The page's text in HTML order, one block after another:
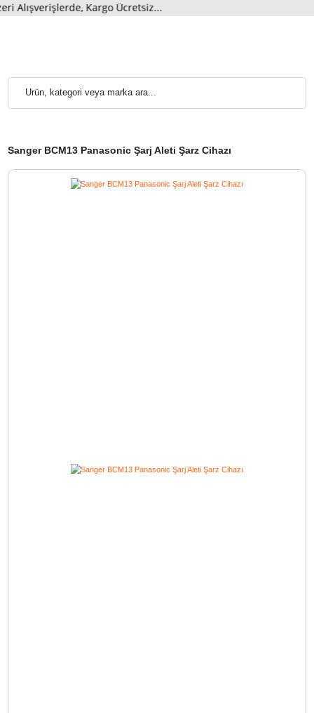
Sanger BCM13 Panasonic Şarj Aleti Şarz Cihazı
Kargo Ücretsiz...